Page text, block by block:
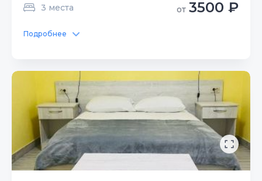
3 места от 3500 ₽
Подробнее